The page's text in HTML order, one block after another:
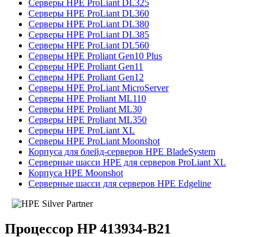
Серверы HPE ProLiant DL325
Серверы HPE ProLiant DL360
Серверы HPE ProLiant DL380
Серверы HPE ProLiant DL385
Серверы HPE ProLiant DL560
Серверы HPE Proliant Gen10 Plus
Серверы HPE Proliant Gen11
Серверы HPE Proliant Gen12
Серверы HPE ProLiant MicroServer
Серверы HPE Proliant ML110
Серверы HPE Proliant ML30
Серверы HPE Proliant ML350
Серверы HPE ProLiant XL
Серверы HPE ProLiant Moonshot
Корпуса для блейд-серверов HPE BladeSystem
Серверные шасси HPE для серверов ProLiant XL
Корпуса HPE Moonshot
Серверные шасси для серверов HPE Edgeline
Процессор HP 413934-B21